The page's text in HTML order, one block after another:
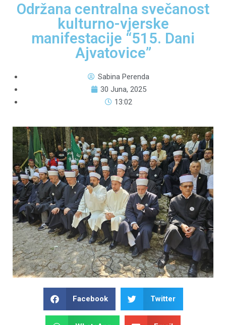
Održana centralna svečanost
kulturno-vjerske
manifestacije “515. Dani
Ajvatovice”
Sabina Perenda
30 Juna, 2025
13:02
Facebook Twitter